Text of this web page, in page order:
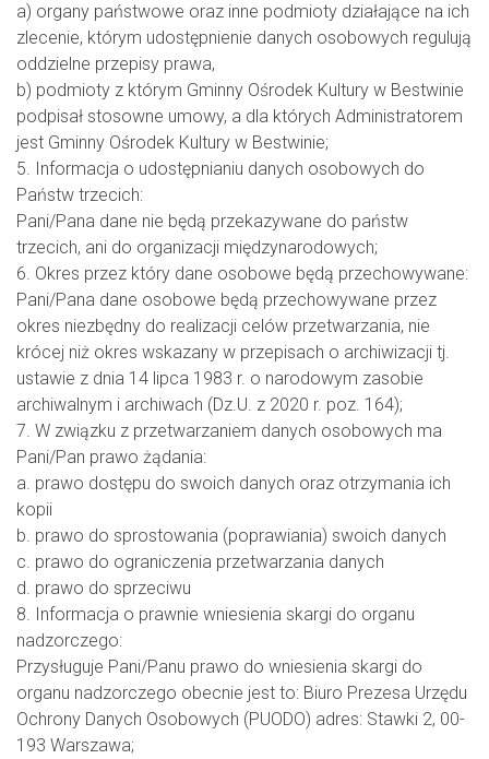
a) organy państwowe oraz inne podmioty działające na ich
zlecenie, którym udostępnienie danych osobowych regulują
oddzielne przepisy prawa,
b) podmioty z którym Gminny Ośrodek Kultury w Bestwinie
podpisał stosowne umowy, a dla których Administratorem
jest Gminny Ośrodek Kultury w Bestwinie;
5. Informacja o udostępnianiu danych osobowych do
Państw trzecich:
Pani/Pana dane nie będą przekazywane do państw
trzecich, ani do organizacji międzynarodowych;
6. Okres przez który dane osobowe będą przechowywane:
Pani/Pana dane osobowe będą przechowywane przez
okres niezbędny do realizacji celów przetwarzania, nie
krócej niż okres wskazany w przepisach o archiwizacji tj.
ustawie z dnia 14 lipca 1983 r. o narodowym zasobie
archiwalnym i archiwach (Dz.U. z 2020 r. poz. 164);
7. W związku z przetwarzaniem danych osobowych ma
Pani/Pan prawo żądania:
a. prawo dostępu do swoich danych oraz otrzymania ich
kopii
b. prawo do sprostowania (poprawiania) swoich danych
c. prawo do ograniczenia przetwarzania danych
d. prawo do sprzeciwu
8. Informacja o prawnie wniesienia skargi do organu
nadzorczego:
Przysługuje Pani/Panu prawo do wniesienia skargi do
organu nadzorczego obecnie jest to: Biuro Prezesa Urzędu
Ochrony Danych Osobowych (PUODO) adres: Stawki 2, 00-
193 Warszawa;